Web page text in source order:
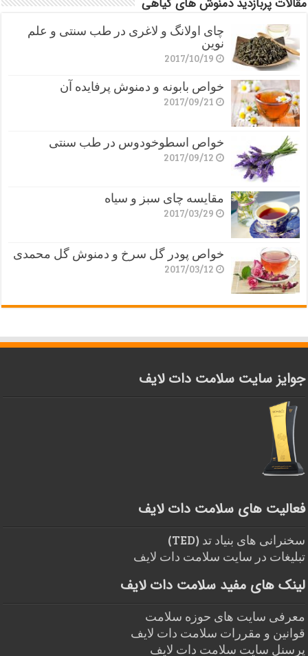
چای اولانگ و لاغری در طب سنتی و علم
نوین
2017/10/19
خواص بابونه و دمنوش پرفایده آن
2017/09/21
خواص اسطوخودوس در طب سنتی
2017/09/12
مقایسه چای سبز و سیاه
2017/03/29
خواص پودر گل سرخ و دمنوش گل محمدی
2017/03/12
جوایز سایت سلامت دات لایف
فعالیت های سلامت دات لایف
سخنرانی های بنیاد تد (TED)
تبلیغات در سایت سلامت دات لایف
لینک های مفید سلامت دات لایف
معرفی سایت های حوزه سلامت
قوانین و مقررات سلامت دات لایف
پرسنل سایت سلامت دات لایف